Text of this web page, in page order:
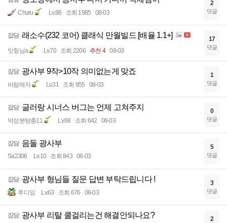
Churu Lv.86 조회 1985 08-03
2
댓글
잡담 래소수(232 코어) 클래식 만월빌드 [배율 1.1+]
잇힝님a Lv.70 조회 2206 추천 4 08-03
17
댓글
잡담 광사부 9작>10작 의미없는게 맞죠
바람레자 Lv.31 조회 955 08-03
1
댓글
잡담 글러랑 시너스 버그는 언제 고쳐주지
악성분탕충11 Lv.68 조회 642 08-03
0
댓글
잡담 음돌 광사부
Sa2306 Lv.10 조회 843 08-03
5
댓글
잡담 광사부 형님들 질문 답변 부탁드립니다 !
루디잉 Lv.63 조회 676 08-03
3
댓글
잡담 광사부 리탈 쿨걸리는건 해결안되나요? 2